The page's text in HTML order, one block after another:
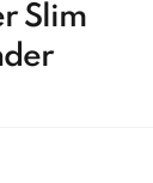
Slim